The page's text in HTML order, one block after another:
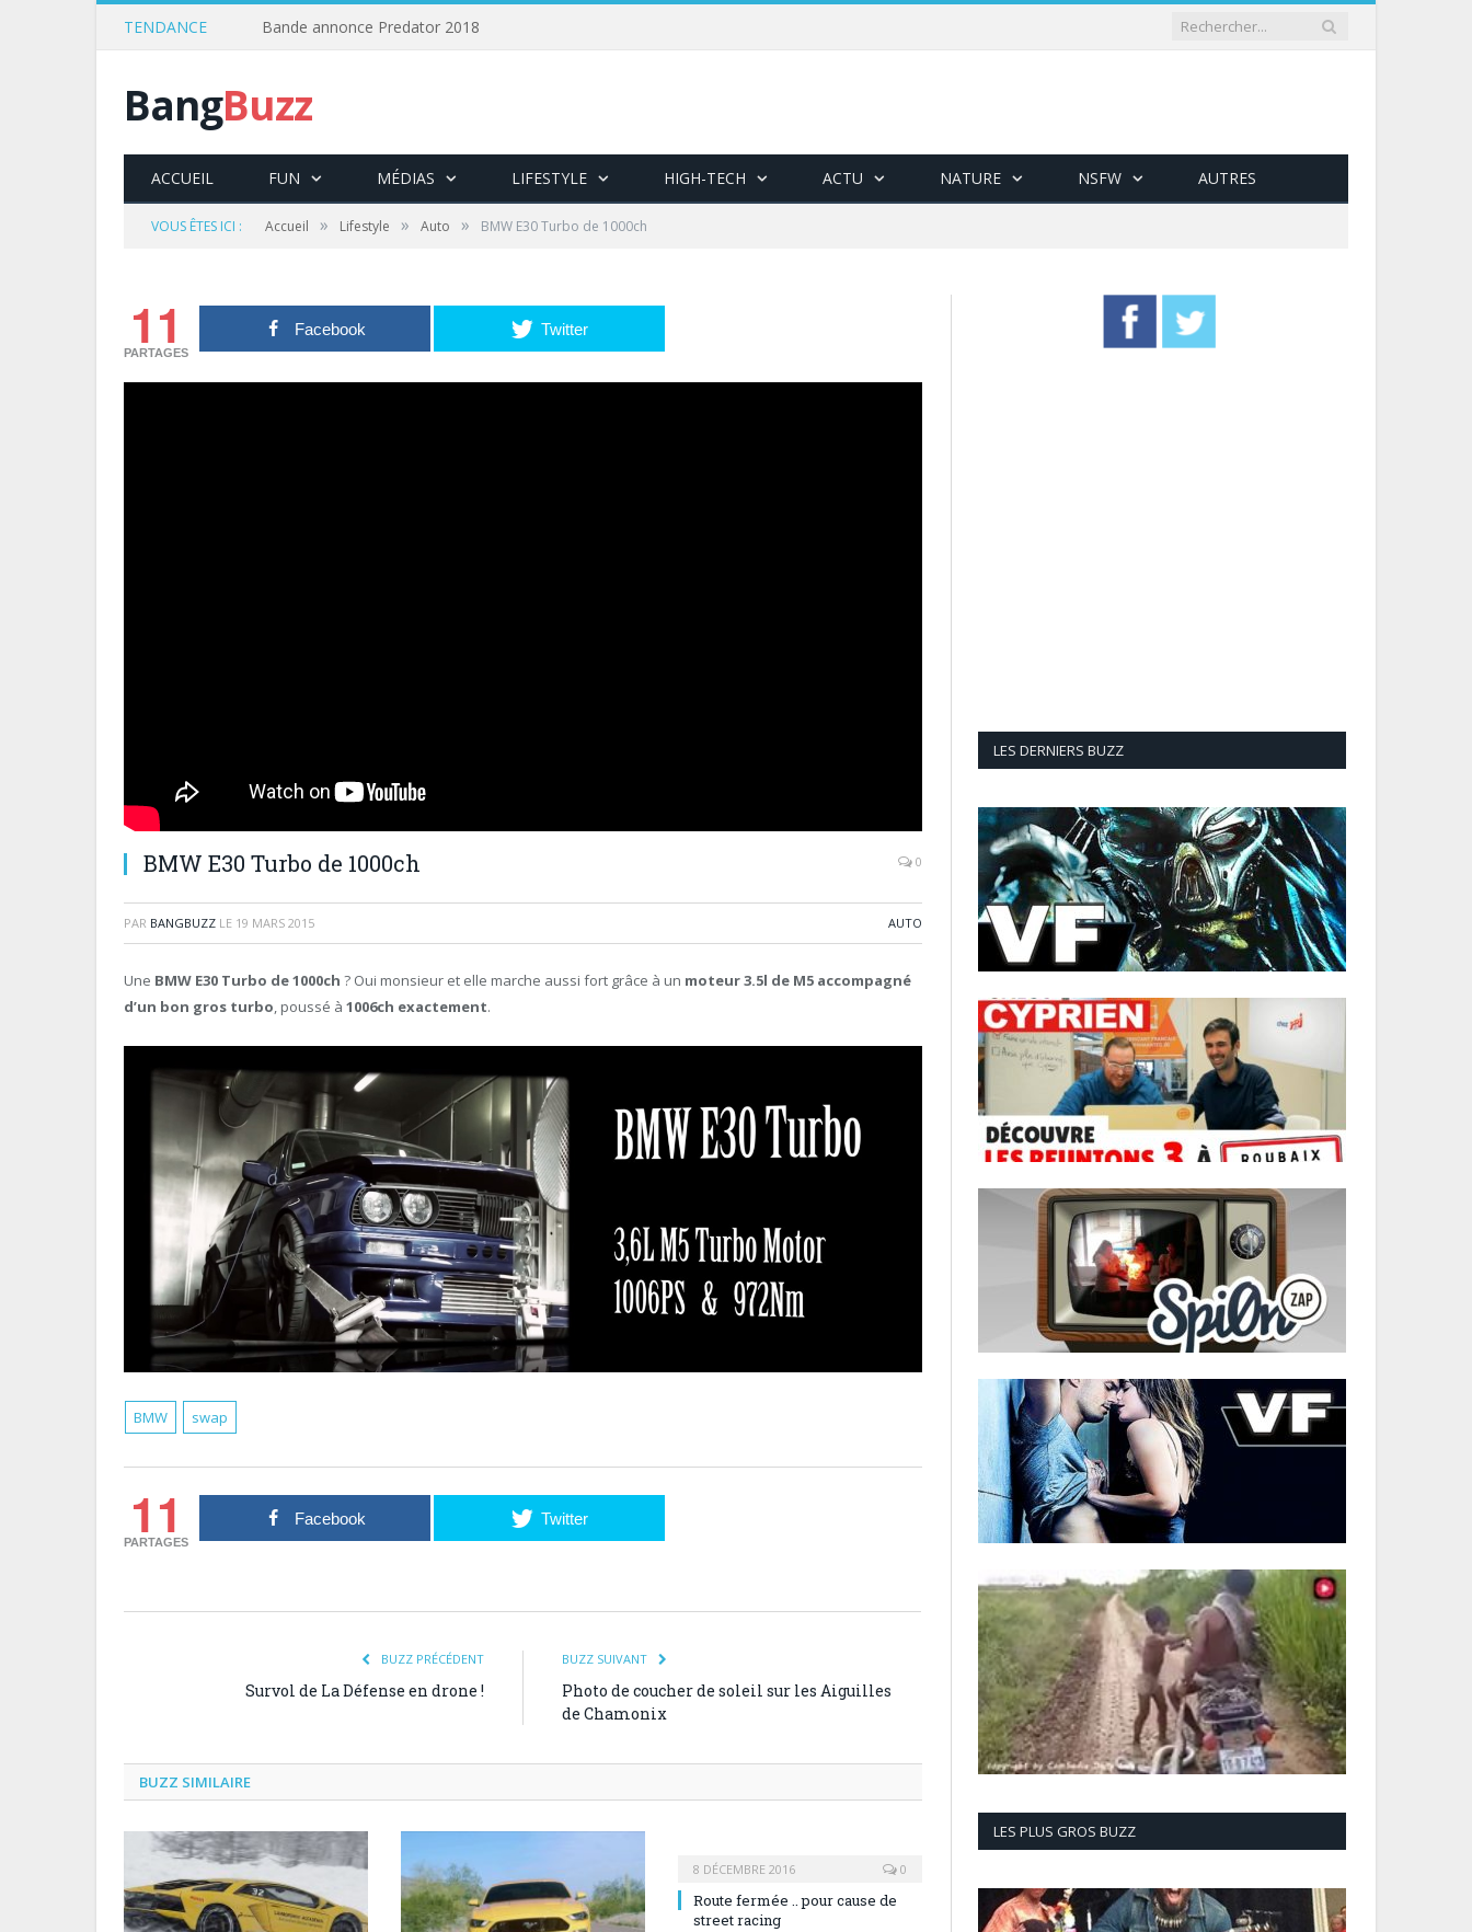
TENDANCE Bande annonce Predator 2018
BangBuzz
ACCUEIL FUN MÉDIAS LIFESTYLE HIGH-TECH ACTU NATURE NSFW AUTRES
VOUS ÊTES ICI : Accueil » Lifestyle » Auto » BMW E30 Turbo de 1000ch
11
PARTAGES
Facebook Twitter
BMW E30 Turbo de 1000ch 0
PAR BANGBUZZ LE 19 MARS 2015 AUTO
Une BMW E30 Turbo de 1000ch ? Oui monsieur et elle marche aussi fort grâce à un moteur 3.5l de M5 accompagné
d’un bon gros turbo, poussé à 1006ch exactement.
BMW swap
11
PARTAGES
Facebook Twitter
BUZZ PRÉCÉDENT
Survol de La Défense en drone !
BUZZ SUIVANT
Photo de coucher de soleil sur les Aiguilles
de Chamonix
BUZZ SIMILAIRE
8 DÉCEMBRE 2016 0
Route fermée .. pour cause de
street racing
LES DERNIERS BUZZ
LES PLUS GROS BUZZ